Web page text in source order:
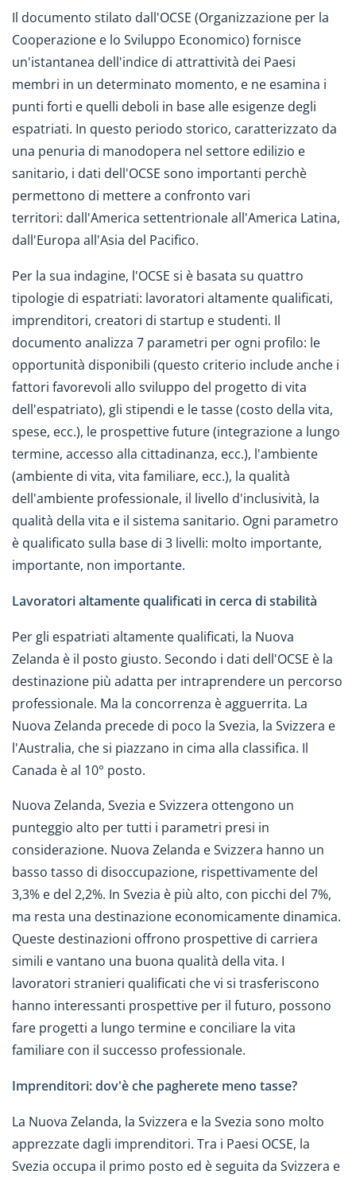
Il documento stilato dall'OCSE (Organizzazione per la
Cooperazione e lo Sviluppo Economico) fornisce
un'istantanea dell'indice di attrattività dei Paesi
membri in un determinato momento, e ne esamina i
punti forti e quelli deboli in base alle esigenze degli
espatriati. In questo periodo storico, caratterizzato da
una penuria di manodopera nel settore edilizio e
sanitario, i dati dell'OCSE sono importanti perchè
permettono di mettere a confronto vari
territori: dall'America settentrionale all'America Latina,
dall'Europa all'Asia del Pacifico.
Per la sua indagine, l'OCSE si è basata su quattro
tipologie di espatriati: lavoratori altamente qualificati,
imprenditori, creatori di startup e studenti. Il
documento analizza 7 parametri per ogni profilo: le
opportunità disponibili (questo criterio include anche i
fattori favorevoli allo sviluppo del progetto di vita
dell'espatriato), gli stipendi e le tasse (costo della vita,
spese, ecc.), le prospettive future (integrazione a lungo
termine, accesso alla cittadinanza, ecc.), l'ambiente
(ambiente di vita, vita familiare, ecc.), la qualità
dell'ambiente professionale, il livello d'inclusività, la
qualità della vita e il sistema sanitario. Ogni parametro
è qualificato sulla base di 3 livelli: molto importante,
importante, non importante.
Lavoratori altamente qualificati in cerca di stabilità
Per gli espatriati altamente qualificati, la Nuova
Zelanda è il posto giusto. Secondo i dati dell'OCSE è la
destinazione più adatta per intraprendere un percorso
professionale. Ma la concorrenza è agguerrita. La
Nuova Zelanda precede di poco la Svezia, la Svizzera e
l'Australia, che si piazzano in cima alla classifica. Il
Canada è al 10° posto.
Nuova Zelanda, Svezia e Svizzera ottengono un
punteggio alto per tutti i parametri presi in
considerazione. Nuova Zelanda e Svizzera hanno un
basso tasso di disoccupazione, rispettivamente del
3,3% e del 2,2%. In Svezia è più alto, con picchi del 7%,
ma resta una destinazione economicamente dinamica.
Queste destinazioni offrono prospettive di carriera
simili e vantano una buona qualità della vita. I
lavoratori stranieri qualificati che vi si trasferiscono
hanno interessanti prospettive per il futuro, possono
fare progetti a lungo termine e conciliare la vita
familiare con il successo professionale.
Imprenditori: dov'è che pagherete meno tasse?
La Nuova Zelanda, la Svizzera e la Svezia sono molto
apprezzate dagli imprenditori. Tra i Paesi OCSE, la
Svezia occupa il primo posto ed è seguita da Svizzera e